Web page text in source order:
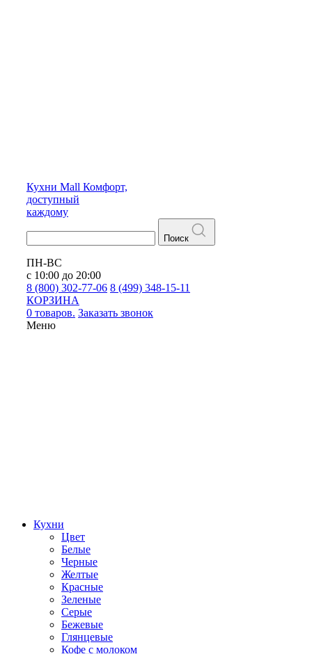
Кухни Mall Комфорт,
доступный
каждому
Поиск
ПН-ВС
с 10:00 до 20:00
8 (800) 302-77-06 8 (499) 348-15-11
КОРЗИНА
0 товаров. Заказать звонок
Меню
Кухни
Цвет
Белые
Черные
Желтые
Красные
Зеленые
Серые
Бежевые
Глянцевые
Кофе с молоком